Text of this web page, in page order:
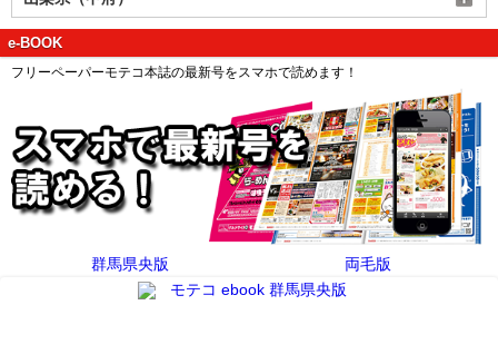
e-BOOK
フリーペーパーモテコ本誌の最新号をスマホで読めます！
群馬県央版 両毛版